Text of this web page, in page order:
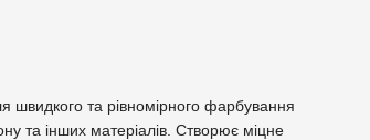
та рівномірного фарбування
та інших матеріалів. Створює міцне